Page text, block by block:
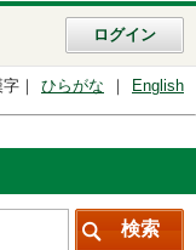
ログイン
字 ひらがな English